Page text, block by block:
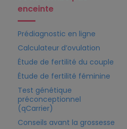
enceinte
Prédiagnostic en ligne
Calculateur d’ovulation
Étude de fertilité du couple
Étude de fertilité féminine
Test génétique
préconceptionnel
(qCarrier)
Conseils avant la grossesse